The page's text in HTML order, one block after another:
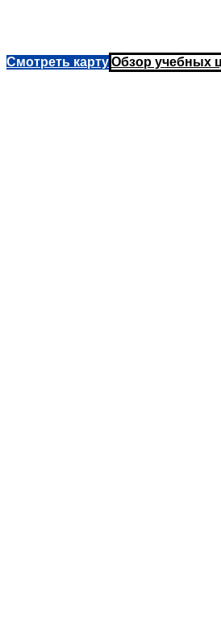
Смотреть картуОбзор учебных